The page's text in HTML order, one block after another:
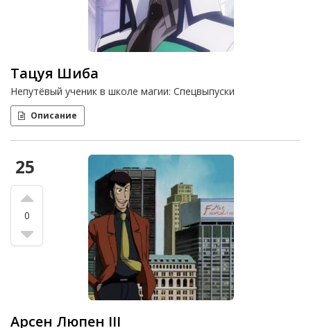
Тацуя Шиба
Непутёвый ученик в школе магии: Спецвыпуски
Описание
25
0
Арсен Люпен III